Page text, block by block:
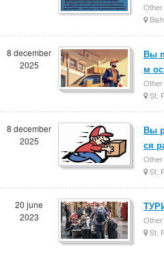
8 december
2025
Вы
м
St.
8 december
2025
Вы
ся
St.
20 june
2023
St.